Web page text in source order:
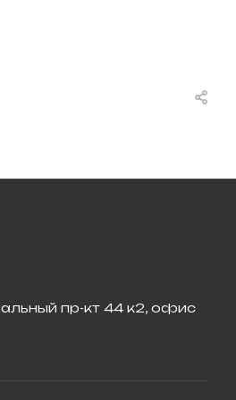
пр-кт 44 к2, офис